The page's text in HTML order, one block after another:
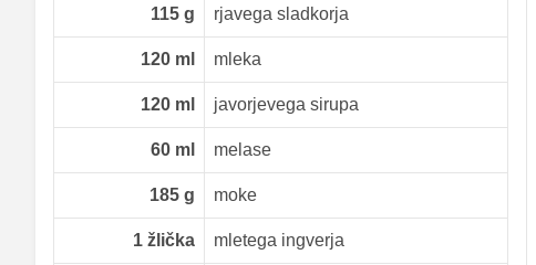
115 g rjavega sladkorja
120 ml mleka
120 ml javorjevega sirupa
60 ml melase
185 g moke
1 žlička mletega ingverja